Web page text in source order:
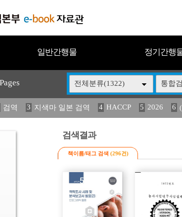
일반간행물 정기간행
Pages 전체분류(1322) 통합
검역 3 지색마 일본 검역 4 HACCP 5 2026 6
12 중독성 식물 도감 13 媛 異 14 (2013년도) 식
검색결과
책이름/태그 검색 (296건)